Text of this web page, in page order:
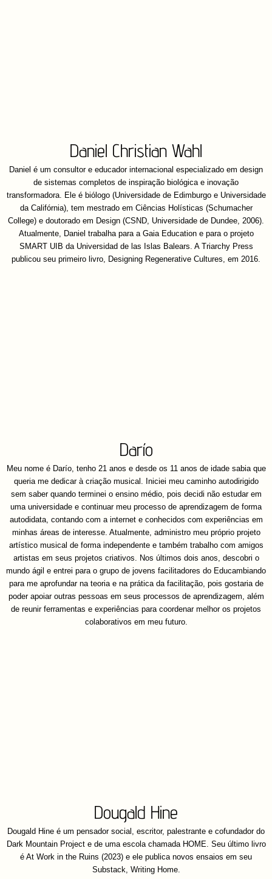
Daniel Christian Wahl
Daniel é um consultor e educador internacional especializado em design
de sistemas completos de inspiração biológica e inovação
transformadora. Ele é biólogo (Universidade de Edimburgo e Universidade
da Califórnia), tem mestrado em Ciências Holísticas (Schumacher
College) e doutorado em Design (CSND, Universidade de Dundee, 2006).
Atualmente, Daniel trabalha para a Gaia Education e para o projeto
SMART UIB da Universidad de las Islas Balears. A Triarchy Press
publicou seu primeiro livro, Designing Regenerative Cultures, em 2016.
Darío
Meu nome é Darío, tenho 21 anos e desde os 11 anos de idade sabia que
queria me dedicar à criação musical. Iniciei meu caminho autodirigido
sem saber quando terminei o ensino médio, pois decidi não estudar em
uma universidade e continuar meu processo de aprendizagem de forma
autodidata, contando com a internet e conhecidos com experiências em
minhas áreas de interesse. Atualmente, administro meu próprio projeto
artístico musical de forma independente e também trabalho com amigos
artistas em seus projetos criativos. Nos últimos dois anos, descobri o
mundo ágil e entrei para o grupo de jovens facilitadores do Educambiando
para me aprofundar na teoria e na prática da facilitação, pois gostaria de
poder apoiar outras pessoas em seus processos de aprendizagem, além
de reunir ferramentas e experiências para coordenar melhor os projetos
colaborativos em meu futuro.
Dougald Hine
Dougald Hine é um pensador social, escritor, palestrante e cofundador do
Dark Mountain Project e de uma escola chamada HOME. Seu último livro
é At Work in the Ruins (2023) e ele publica novos ensaios em seu
Substack, Writing Home.